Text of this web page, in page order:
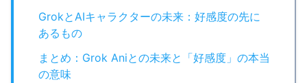
GrokとAIキャラクターの未来：好感度の先に
あるもの
まとめ：Grok Aniとの未来と「好感度」の本当
の意味